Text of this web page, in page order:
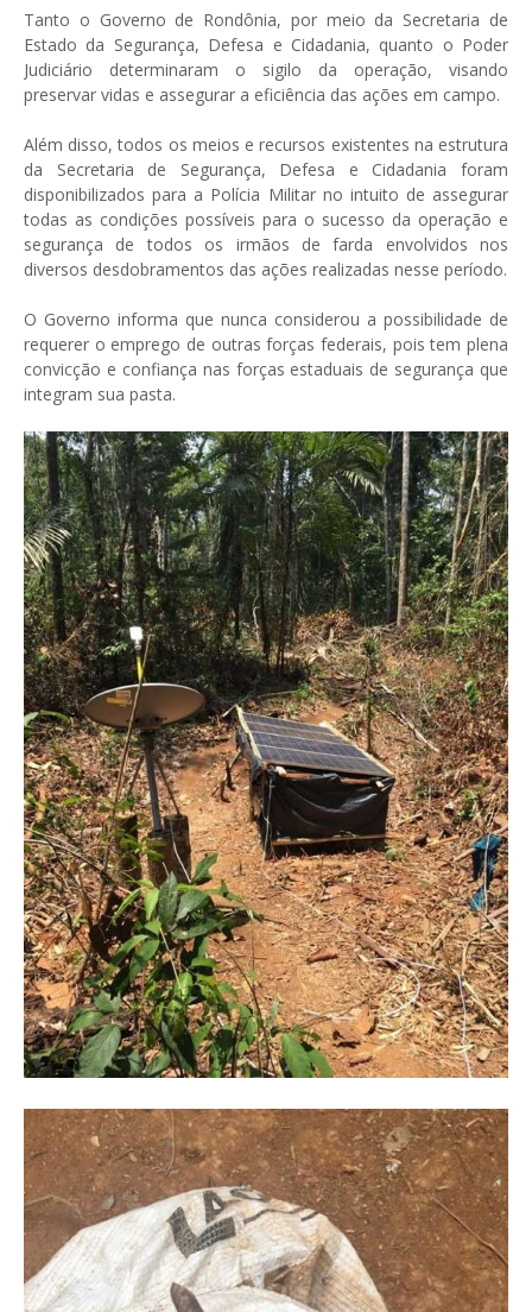
Tanto o Governo de Rondônia, por meio da Secretaria de
Estado da Segurança, Defesa e Cidadania, quanto o Poder
Judiciário determinaram o sigilo da operação, visando
preservar vidas e assegurar a eficiência das ações em campo.
Além disso, todos os meios e recursos existentes na estrutura
da Secretaria de Segurança, Defesa e Cidadania foram
disponibilizados para a Polícia Militar no intuito de assegurar
todas as condições possíveis para o sucesso da operação e
segurança de todos os irmãos de farda envolvidos nos
diversos desdobramentos das ações realizadas nesse período.
O Governo informa que nunca considerou a possibilidade de
requerer o emprego de outras forças federais, pois tem plena
convicção e confiança nas forças estaduais de segurança que
integram sua pasta.